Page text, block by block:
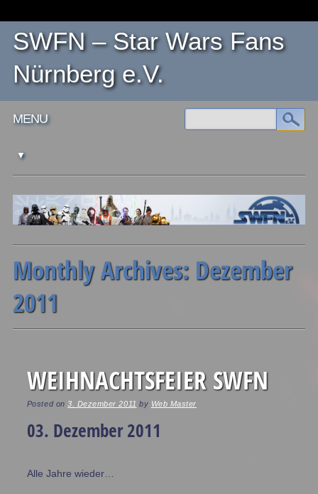
SWFN – Star Wars Fans
Nürnberg e.V.
Main menu
MENU
Monthly Archives: Dezember
2011
WEIHNACHTSFEIER SWFN
Posted on3. Dezember 2011 by Web Master
03. Dezember 2011
Alle Jahre wieder…